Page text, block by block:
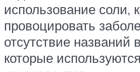
использование соли,
провоцировать
отсутствие названий
которые